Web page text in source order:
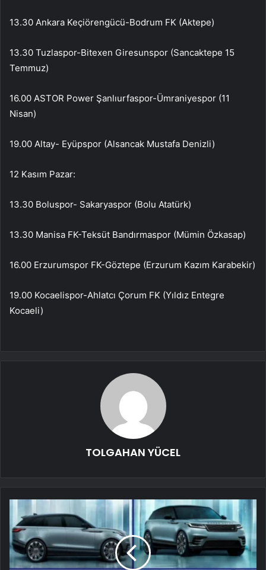
13.30 Ankara Keçiörengücü-Bodrum FK (Aktepe)
13.30 Tuzlaspor-Bitexen Giresunspor (Sancaktepe 15
Temmuz)
16.00 ASTOR Power Şanlıurfaspor-Ümraniyespor (11
Nisan)
19.00 Altay- Eyüpspor (Alsancak Mustafa Denizli)
12 Kasım Pazar:
13.30 Boluspor- Sakaryaspor (Bolu Atatürk)
13.30 Manisa FK-Teksüt Bandırmaspor (Mümin Özkasap)
16.00 Erzurumspor FK-Göztepe (Erzurum Kazım Karabekir)
19.00 Kocaelispor-Ahlatcı Çorum FK (Yıldız Entegre
Kocaeli)
TOLGAHAN YÜCEL